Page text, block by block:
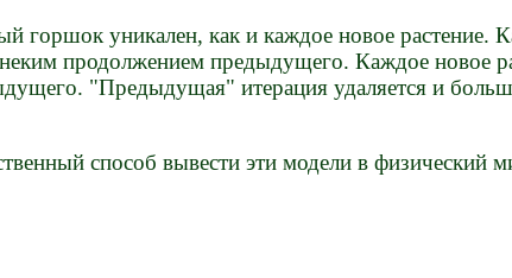
уникален, как и каждое новое растение.
неким продолжением предыдущего. Каждое новое
"Предыдущая" итерация удаляется и
способ вывести эти модели в физический